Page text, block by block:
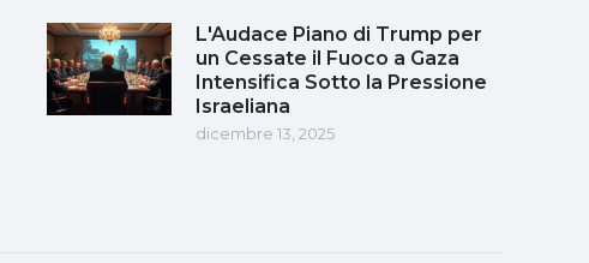
L'Audace Piano di Trump per
un Cessate il Fuoco a Gaza
Intensifica Sotto la Pressione
Israeliana
dicembre 13, 2025